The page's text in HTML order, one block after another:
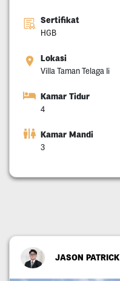
Sertifikat
HGB
Lokasi
Villa Taman Telaga Ii
Kamar Tidur
4
Kamar Mandi
3
JASON PATRICK